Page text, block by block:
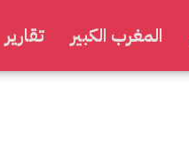
المغرب الكبير تقارير